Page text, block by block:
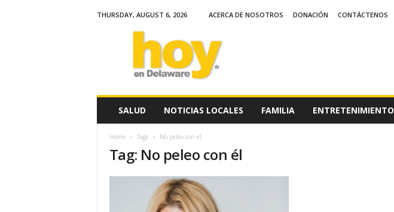
THURSDAY, AUGUST 6, 2026 ACERCA DE NOSOTROS DONACIÓN CONTÁCTENOS
SALUD NOTICIAS LOCALES FAMILIA ENTRETENIMIENTO
Home Tags No peleo con él
Tag: No peleo con él